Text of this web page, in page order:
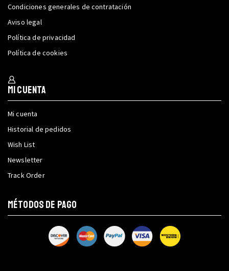
Condiciones generales de contratación
Aviso legal
Política de privacidad
Política de cookies
Mi cuenta
Mi cuenta
Historial de pedidos
Wish List
Newsletter
Track Order
MÉTODOS DE PAGO